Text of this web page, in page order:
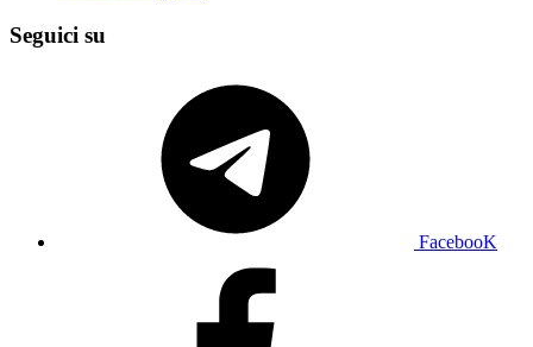
Seguici su
FacebooK